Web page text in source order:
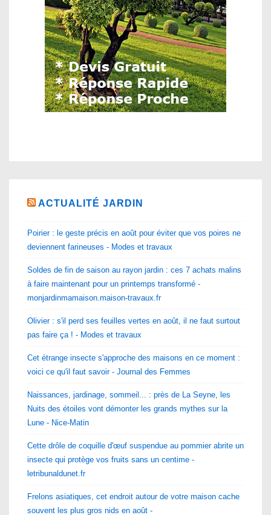
ACTUALITÉ JARDIN
Poirier : le geste précis en août pour éviter que vos poires ne
deviennent farineuses - Modes et travaux
Soldes de fin de saison au rayon jardin : ces 7 achats malins
à faire maintenant pour un printemps transformé -
monjardinmamaison.maison-travaux.fr
Olivier : s'il perd ses feuilles vertes en août, il ne faut surtout
pas faire ça ! - Modes et travaux
Cet étrange insecte s'approche des maisons en ce moment :
voici ce qu'il faut savoir - Journal des Femmes
Naissances, jardinage, sommeil... : près de La Seyne, les
Nuits des étoiles vont démonter les grands mythes sur la
Lune - Nice-Matin
Cette drôle de coquille d'œuf suspendue au pommier abrite un
insecte qui protège vos fruits sans un centime -
letribunaldunet.fr
Frelons asiatiques, cet endroit autour de votre maison cache
souvent les plus gros nids en août -